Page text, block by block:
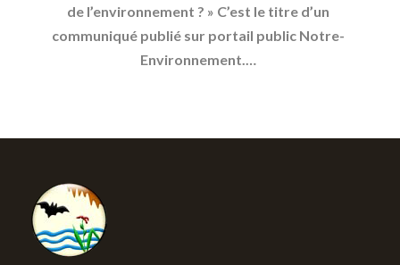
de l’environnement ? » C’est le titre d’un
communiqué publié sur portail public Notre-
Environnement.…